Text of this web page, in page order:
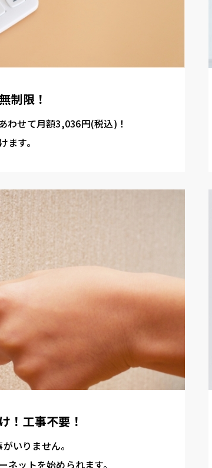
制限！
わせて月額3,036円(税込)！
す。
！工事不要！
いりません。
ットを始められます。